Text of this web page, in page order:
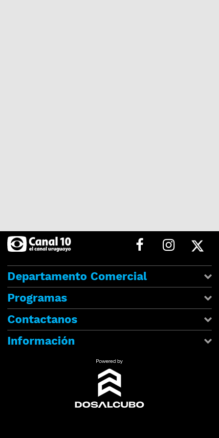
Departamento Comercial
Programas
Contactanos
Información